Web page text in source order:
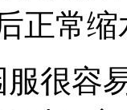
正常缩
容易